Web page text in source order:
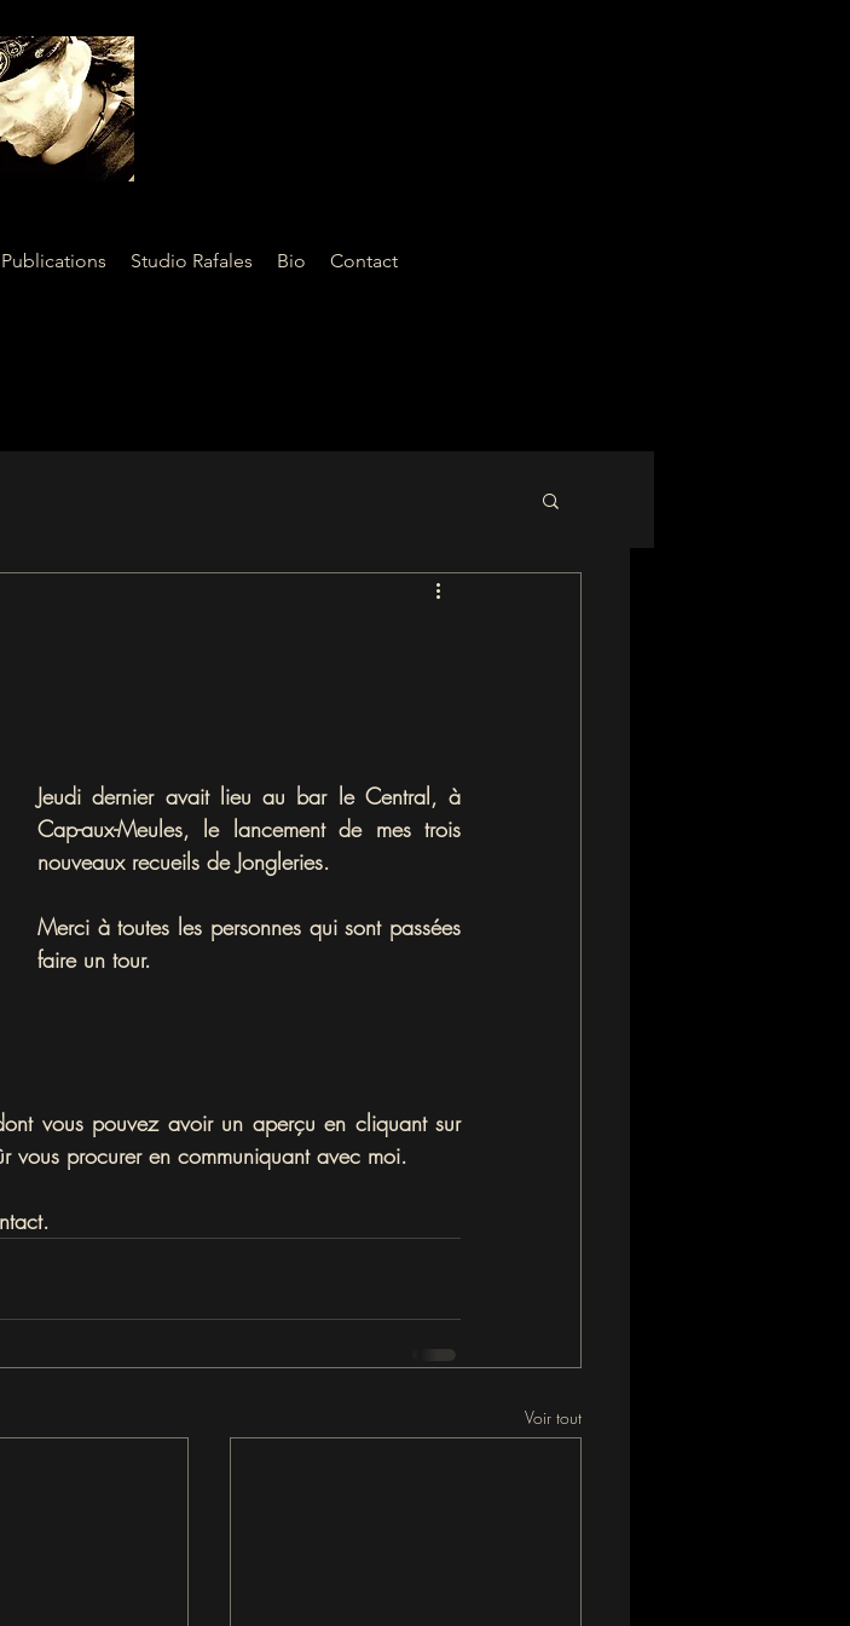
Publications Studio Rafales Bio Contact
Jeudi dernier avait lieu au bar le Central, à
Cap-aux-Meules, le lancement de mes trois
nouveaux recueils de Jongleries.
Merci à toutes les personnes qui sont passées
faire un tour.
vous pouvez avoir un aperçu en cliquant sur
vous procurer en communiquant avec moi.
Voir tout